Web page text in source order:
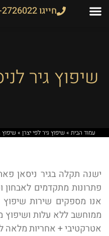
חייגו 073-2726022
שיפוץ גיר
עמוד הבית »שיפוץ גיר לפי יצרן »שיפוץ
ישנה תקלה בגיר ניסאן
פתרונות מתקדמים לאבחון
אנו מספקים שירות שיפוץ
ממוחשב ללא עלות ושיפוץ
אטרקטיבי + אחריות מלאה ל-6